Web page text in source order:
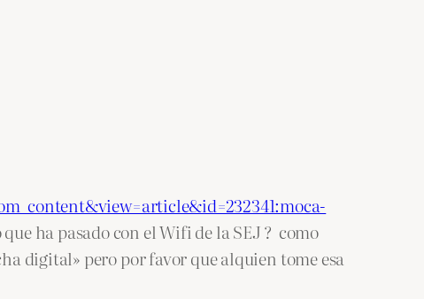
ha pasado con el Wifi de la SEJ ? como
digital» pero por favor que alquien tome esa